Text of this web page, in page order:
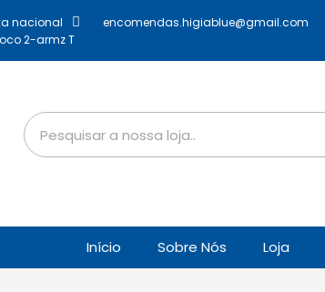
nacional
encomendas.higiablue@gmail.com
2-armz T
Início Sobre Nós Loja